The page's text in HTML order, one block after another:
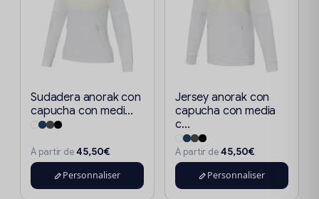
Sudadera anorak con
capucha con medi...
À partir de45,50€
Personnaliser
Jersey anorak con
capucha con media
c...
À partir de45,50€
Personnaliser